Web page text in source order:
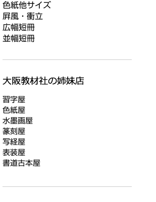
色紙他サイズ
屛風・衝立
広幅短冊
並幅短冊
習字屋
色紙屋
水墨画屋
篆刻屋
写経屋
表装屋
書道古本屋